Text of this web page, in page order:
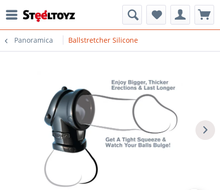
Panoramica Ballstretcher Silicone